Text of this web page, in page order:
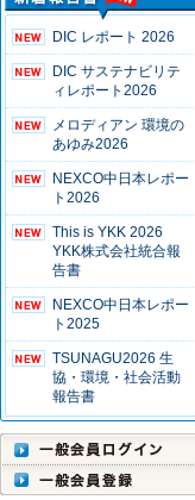
DIC レポート 2026
DIC サステナビリテ
ィレポート2026
メロディアン 環境の
あゆみ2026
NEXCO中日本レポー
ト2026
This is YKK 2026
YKK株式会社統合報
告書
NEXCO中日本レポー
ト2025
TSUNAGU2026 生
協・環境・社会活動
報告書